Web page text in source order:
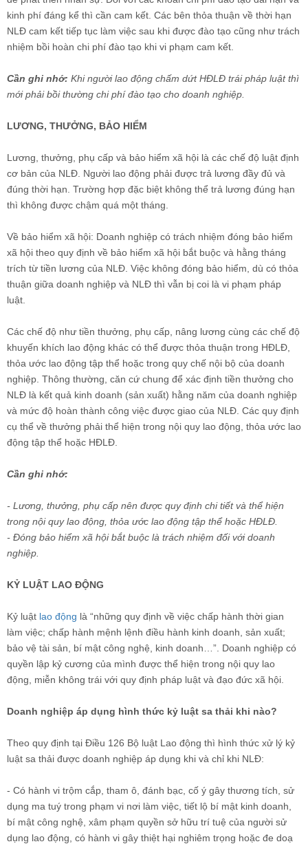
kinh phí đáng kể thì cần cam kết. Các bên thỏa thuận về thời hạn
NLĐ cam kết tiếp tục làm việc sau khi được đào tạo cũng như trách
nhiệm bồi hoàn chi phí đào tạo khi vi phạm cam kết.
Cần ghi nhớ: Khi người lao động chấm dứt HĐLĐ trái pháp luật thì
mới phải bồi thường chi phí đào tạo cho doanh nghiệp.
LƯƠNG, THƯỞNG, BẢO HIỂM
Lương, thưởng, phụ cấp và bảo hiểm xã hội là các chế độ luật định
cơ bản của NLĐ. Người lao động phải được trả lương đầy đủ và
đúng thời hạn. Trường hợp đặc biệt không thể trả lương đúng hạn
thì không được chậm quá một tháng.
Về bảo hiểm xã hội: Doanh nghiệp có trách nhiệm đóng bảo hiểm
xã hội theo quy định về bảo hiểm xã hội bắt buộc và hằng tháng
trích từ tiền lương của NLĐ. Việc không đóng bảo hiểm, dù có thỏa
thuận giữa doanh nghiệp và NLĐ thì vẫn bị coi là vi phạm pháp
luật.
Các chế độ như tiền thưởng, phụ cấp, nâng lương cùng các chế độ
khuyến khích lao động khác có thể được thỏa thuận trong HĐLĐ,
thỏa ước lao động tập thể hoặc trong quy chế nội bộ của doanh
nghiệp. Thông thường, căn cứ chung để xác định tiền thưởng cho
NLĐ là kết quả kinh doanh (sản xuất) hằng năm của doanh nghiệp
và mức độ hoàn thành công việc được giao của NLĐ. Các quy định
cụ thể về thưởng phải thể hiện trong nội quy lao động, thỏa ước lao
động tập thể hoặc HĐLĐ.
Cần ghi nhớ:
- Lương, thưởng, phụ cấp nên được quy định chi tiết và thể hiện
trong nội quy lao động, thỏa ước lao động tập thể hoặc HĐLĐ.
- Đóng bảo hiểm xã hội bắt buộc là trách nhiệm đối với doanh
nghiệp.
KỶ LUẬT LAO ĐỘNG
Kỷ luật lao động là “những quy định về việc chấp hành thời gian
làm việc; chấp hành mệnh lệnh điều hành kinh doanh, sản xuất;
bảo vệ tài sản, bí mật công nghệ, kinh doanh…”. Doanh nghiệp có
quyền lập kỷ cương của mình được thể hiện trong nội quy lao
động, miễn không trái với quy định pháp luật và đạo đức xã hội.
Doanh nghiệp áp dụng hình thức kỷ luật sa thải khi nào?
Theo quy định tại Điều 126 Bộ luật Lao động thì hình thức xử lý kỷ
luật sa thải được doanh nghiệp áp dụng khi và chỉ khi NLĐ:
- Có hành vi trộm cắp, tham ô, đánh bạc, cố ý gây thương tích, sử
dụng ma tuý trong phạm vi nơi làm việc, tiết lộ bí mật kinh doanh,
bí mật công nghệ, xâm phạm quyền sở hữu trí tuệ của người sử
dụng lao động, có hành vi gây thiệt hại nghiêm trọng hoặc đe doạ